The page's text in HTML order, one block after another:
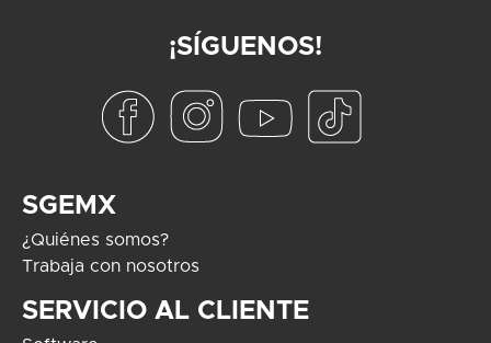
¡SÍGUENOS!
SGEMX
¿Quiénes somos?
Trabaja con nosotros
SERVICIO AL CLIENTE